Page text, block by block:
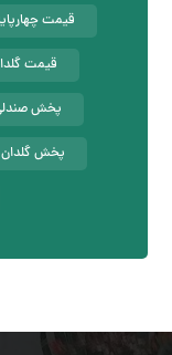
قیمت
قیمت
پخش
پخش گلدان